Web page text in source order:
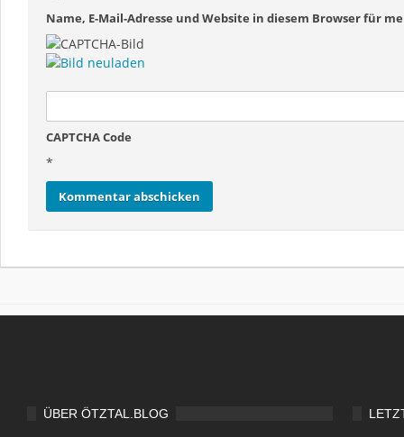
Name, E-Mail-Adresse und Website in diesem Browser für
CAPTCHA Code
*
ÜBER ÖTZTAL.BLOG